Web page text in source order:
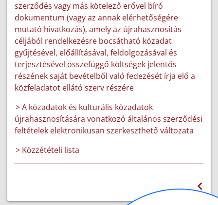
szerződés vagy más kötelező erővel bíró
dokumentum (vagy az annak elérhetőségére
mutató hivatkozás), amely az újrahasznosítás
céljából rendelkezésre bocsátható közadat
gyűjtésével, előállításával, feldolgozásával és
terjesztésével összefüggő költségek jelentős
részének saját bevételből való fedezését írja elő a
közfeladatot ellátó szerv részére
> A közadatok és kulturális közadatok
újrahasznosítására vonatkozó általános szerződési
feltételek elektronikusan szerkeszthető változata
> Közzétételi lista